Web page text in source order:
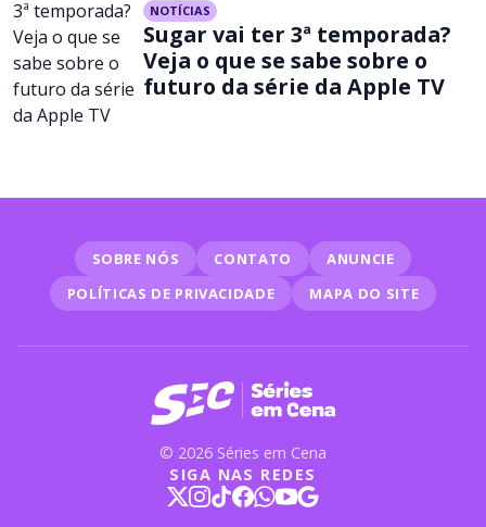
NOTÍCIAS
Sugar vai ter 3ª temporada?
Veja o que se sabe sobre o
futuro da série da Apple TV
SOBRE NÓS CONTATO
ANUNCIE
POLÍTICAS DE PRIVACIDADE
MAPA DO SITE
© 2026 Séries em Cena
SIGA NAS REDES